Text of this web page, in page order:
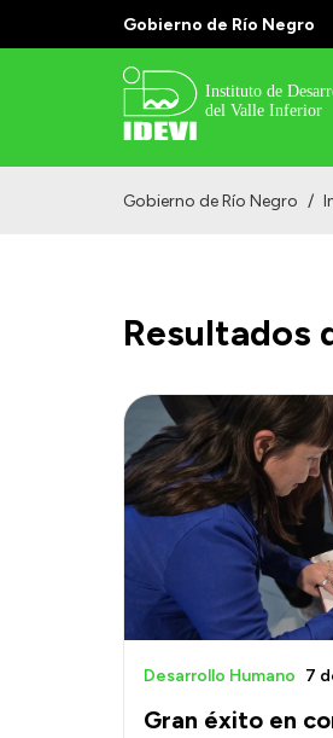
Gobierno de Río Negro
Gobierno de Río Negro /
Resultados
Gran éxito en
Desarrollo Humano 7